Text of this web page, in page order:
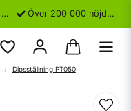
Över 200 000 nöjda kunder
Dipsställning PT050